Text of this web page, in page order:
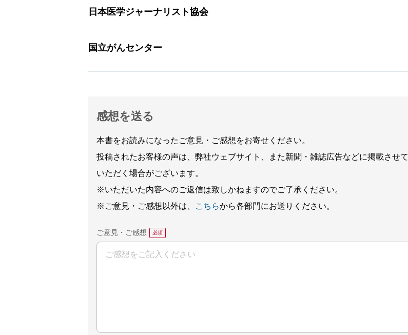
日本医学ジャーナリスト協会
国立がんセンター
感想を送る
本書をお読みになったご意見・ご感想をお寄せください。
投稿されたお客様の声は、弊社ウェブサイト、また新聞・雑誌広告などに掲載させて
いただく場合がございます。
※いただいた内容へのご返信は致しかねますのでご了承ください。
※ご意見・ご感想以外は、
こちらから各部門にお送りください。
ご意見・ご感想